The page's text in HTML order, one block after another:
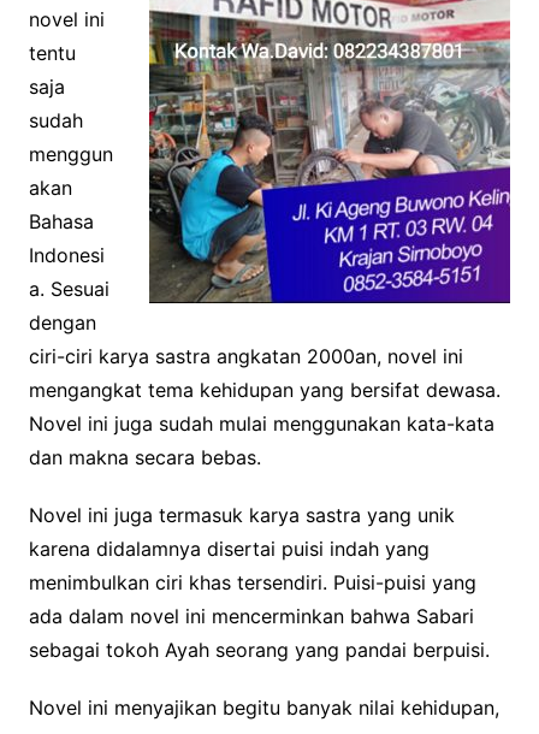
novel ini
tentu
saja
sudah
menggun
akan
Bahasa
Indonesi
a. Sesuai
dengan
ciri-ciri karya sastra angkatan 2000an, novel ini
mengangkat tema kehidupan yang bersifat dewasa.
Novel ini juga sudah mulai menggunakan kata-kata
dan makna secara bebas.
Novel ini juga termasuk karya sastra yang unik
karena didalamnya disertai puisi indah yang
menimbulkan ciri khas tersendiri. Puisi-puisi yang
ada dalam novel ini mencerminkan bahwa Sabari
sebagai tokoh Ayah seorang yang pandai berpuisi.
Novel ini menyajikan begitu banyak nilai kehidupan,